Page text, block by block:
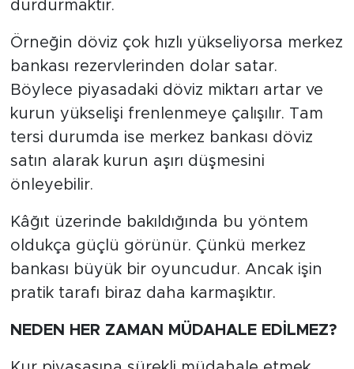
durdurmaktır.
Örneğin döviz çok hızlı yükseliyorsa merkez
bankası rezervlerinden dolar satar.
Böylece piyasadaki döviz miktarı artar ve
kurun yükselişi frenlenmeye çalışılır. Tam
tersi durumda ise merkez bankası döviz
satın alarak kurun aşırı düşmesini
önleyebilir.
Kâğıt üzerinde bakıldığında bu yöntem
oldukça güçlü görünür. Çünkü merkez
bankası büyük bir oyuncudur. Ancak işin
pratik tarafı biraz daha karmaşıktır.
NEDEN HER ZAMAN MÜDAHALE EDİLMEZ?